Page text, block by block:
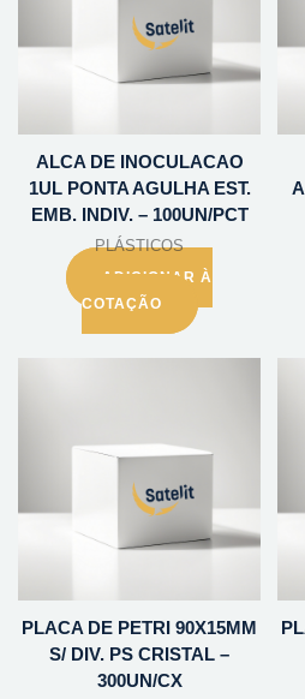
ALCA DE INOCULACAO
1UL PONTA AGULHA EST.
EMB. INDIV. – 100UN/PCT
PLÁSTICOS
ADICIONAR À
COTAÇÃO
PLACA DE PETRI 90X15MM
S/ DIV. PS CRISTAL –
300UN/CX